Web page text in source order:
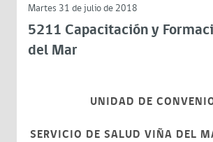
Martes 31 de julio de 2018
5211 Capacitación y
del Mar
UNIDAD DE
SERVICIO DE SALUD VIÑA DEL